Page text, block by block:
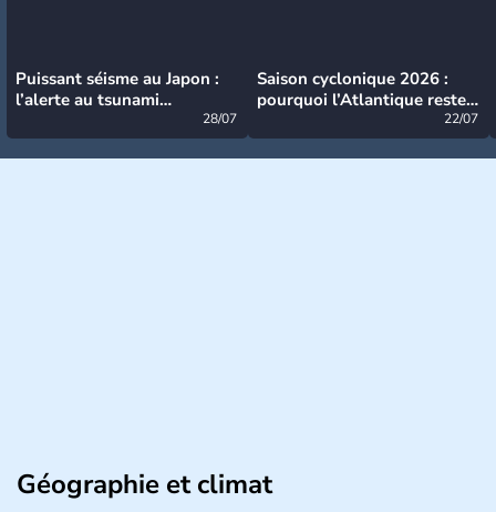
Puissant séisme au Japon :
l’alerte au tsunami
28/07
Saison cyclonique 2026 :
pourquoi l’Atlantique reste
22/07
Géographie et climat